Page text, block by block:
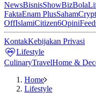
NewsBisnisShowBizBola
FaktaEnam PlusSaham
OffIslamiCitizen6Opini
KontakKebijakan Privasi
Lifestyle
CulinaryTravelHome &
Home
Lifestyle